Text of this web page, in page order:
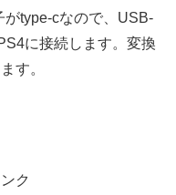
type-cなので、USB-
に接続します。変換
す。
ク